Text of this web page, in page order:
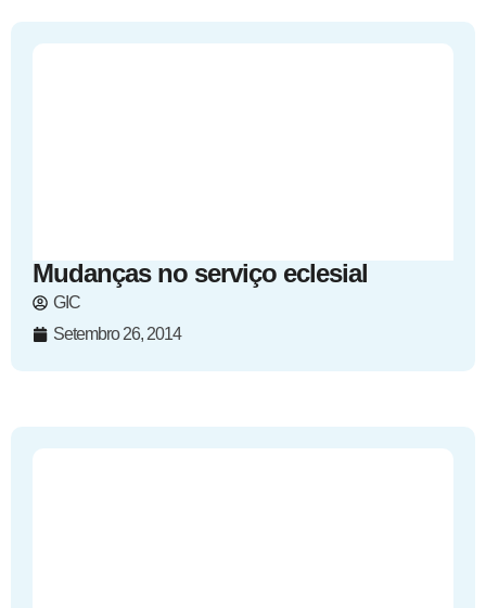
Mudanças no serviço eclesial
GIC
Setembro 26, 2014